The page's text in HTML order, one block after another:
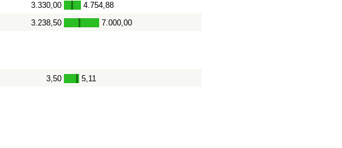
3.330,00 - 4.754,88
3.238,50 - 7.000,00
3,50 - 5,11